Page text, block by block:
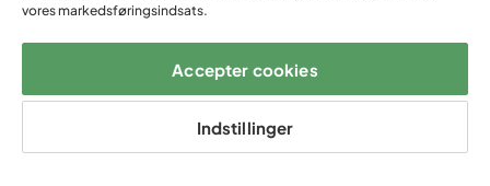
Sortiment & tilbud
Om Trademax
vores markedsføringsindsats.
Accepter cookies
Indstillinger